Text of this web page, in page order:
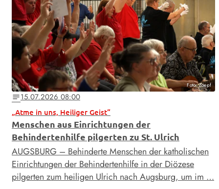
Foto: Zoepf
notes15.07.2026 08:00
„Atme in uns, Heiliger Geist“
Menschen aus Einrichtungen der
Behindertenhilfe pilgerten zu St. Ulrich
AUGSBURG – Behinderte Menschen der katholischen
Einrichtungen der Behindertenhilfe in der Diözese
pilgerten zum heiligen Ulrich nach Augsburg, um im …